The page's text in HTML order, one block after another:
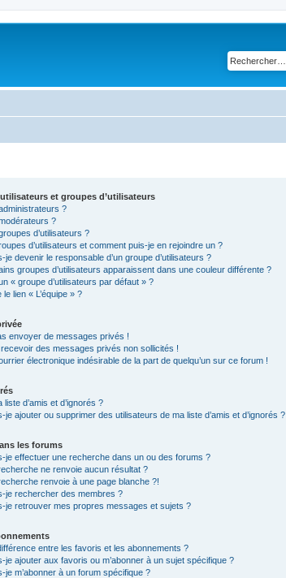
et groupes d’utilisateurs
?
?
d’utilisateurs ?
d’utilisateurs et comment puis-je en rejoindre un ?
je devenir le responsable d’un groupe d’utilisateurs ?
groupes d’utilisateurs apparaissent dans une couleur différente ?
« groupe d’utilisateurs par défaut » ?
le lien « L’équipe » ?
envoyer de messages privés !
des messages privés non sollicités !
électronique indésirable de la part de quelqu’un sur ce forum !
liste d’amis et d’ignorés ?
je ajouter ou supprimer des utilisateurs de ma liste d’amis et d’ignorés ?
les forums
je effectuer une recherche dans un ou des forums ?
ne renvoie aucun résultat ?
renvoie à une page blanche ?!
je rechercher des membres ?
je retrouver mes propres messages et sujets ?
entre les favoris et les abonnements ?
je ajouter aux favoris ou m’abonner à un sujet spécifique ?
je m’abonner à un forum spécifique ?